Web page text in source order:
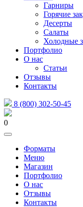
Гарниры
Горячие
Десерты
Салаты
Холодные
Портфолио
О нас
Статьи
Отзывы
Контакты
8 (800) 302-50-45
0
Форматы
Меню
Магазин
Портфолио
О нас
Отзывы
Контакты